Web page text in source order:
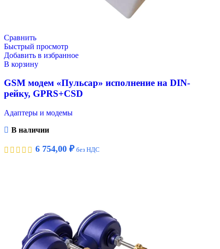
Сравнить
Быстрый просмотр
Добавить в избранное
В корзину
GSM модем «Пульсар» исполнение на DIN-
рейку, GPRS+CSD
Адаптеры и модемы
В наличии
6 754,00 ₽ без НДС